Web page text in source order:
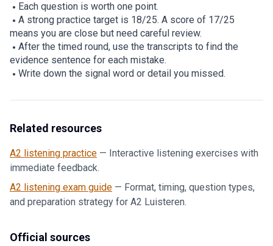
Each question is worth one point.
A strong practice target is 18/25. A score of 17/25
means you are close but need careful review.
After the timed round, use the transcripts to find the
evidence sentence for each mistake.
Write down the signal word or detail you missed.
Related resources
A2 listening practice — Interactive listening exercises with
immediate feedback.
A2 listening exam guide — Format, timing, question types,
and preparation strategy for A2 Luisteren.
Official sources